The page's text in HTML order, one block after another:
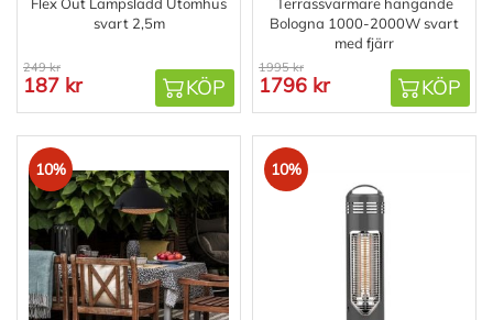
Flex Out Lampsladd Utomhus
svart 2,5m
249 kr
187 kr KÖP
Terrassvärmare hängande
Bologna 1000-2000W svart
med fjärr
1995 kr
1796 kr KÖP
10% 10%